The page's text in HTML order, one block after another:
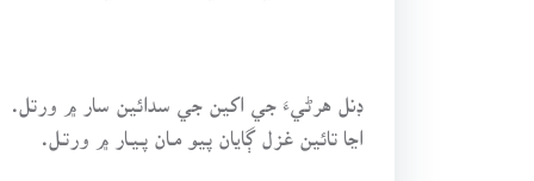
ڊنل هرڻيءَ جي اکين جي سدائين سار ۾ ورتل.
اڃا تائين غزل ڳايان پيو مـان پـيـار ۾ ورتـل.